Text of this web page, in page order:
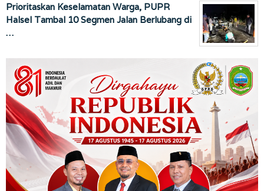
Prioritaskan Keselamatan Warga, PUPR
Halsel Tambal 10 Segmen Jalan Berlubang di
…